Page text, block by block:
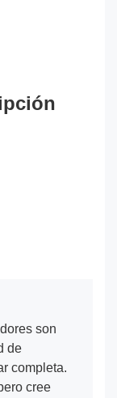
son
de
completa.
cree